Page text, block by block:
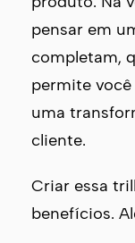
pensar em
completam,
permite
uma
cliente.
Criar essa
benefícios.